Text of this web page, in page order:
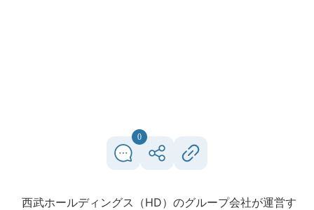
0
西武ホールディングス（HD）のグループ会社が運営す